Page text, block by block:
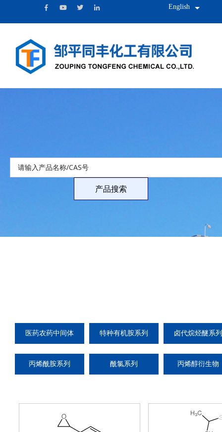
English
医药农药中间体 特种有机胺系列 卤代烷烃醚系列
丙烯酰胺系列 酰氯系列 丙烯醇衍生物